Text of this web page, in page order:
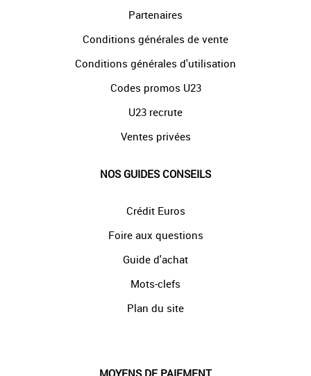
Partenaires
Conditions générales de vente
Conditions générales d'utilisation
Codes promos U23
U23 recrute
Ventes privées
NOS GUIDES CONSEILS
Crédit Euros
Foire aux questions
Guide d'achat
Mots-clefs
Plan du site
MOYENS DE PAIEMENT